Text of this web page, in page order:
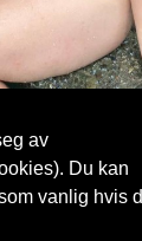
av
Du kan
vanlig hvis